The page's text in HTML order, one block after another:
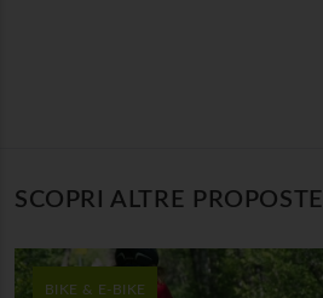
SCOPRI ALTRE PROPOSTE
BIKE & E-BIKE